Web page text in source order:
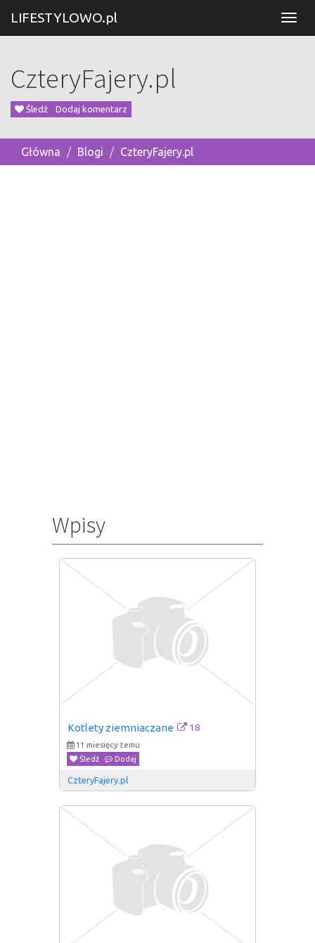
LIFESTYLOWO.pl
CzteryFajery.pl
Śledź Dodaj komentarz
Główna Blogi CzteryFajery.pl
Wpisy
Kotlety ziemniaczane 18
11 miesięcy temu
Śledź
Dodaj
CzteryFajery.pl